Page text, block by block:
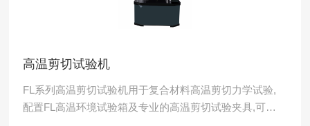
高温剪切试验机
FL系列高温剪切试验机用于复合材料高温剪切力学试验,
配置FL高温环境试验箱及专业的高温剪切试验夹具,可以